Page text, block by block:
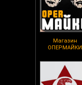
Магазин
ОПЕРМАЙКИ